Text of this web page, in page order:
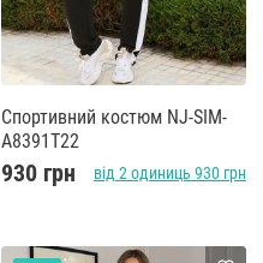
Спортивний костюм NJ-SIM-
A8391T22
930 грн від 2 одиниць 930 грн